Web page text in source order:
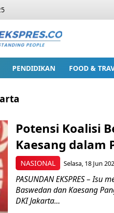
PENDIDIKAN FOOD &
NASIONAL
Potensi Koalisi
Kaesang dalam
Selasa, 18 Jun
PASUNDAN EKSPRES –
Baswedan dan Kaesang
DKI Jakarta...